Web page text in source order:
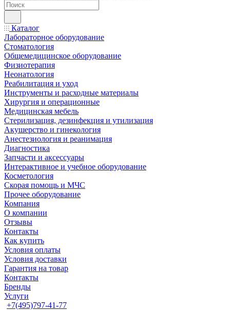
Каталог
Лабораторное оборудование
Стоматология
Общемедицинское оборудование
Физиотерапия
Неонатология
Реабилитация и уход
Инструменты и расходные материалы
Хирургия и операционные
Медицинская мебель
Стерилизация, дезинфекция и утилизация
Акушерство и гинекология
Анестезиология и реанимация
Диагностика
Запчасти и аксессуары
Интерактивное и учебное оборудование
Косметология
Скорая помощь и МЧС
Прочее оборудование
Компания
О компании
Отзывы
Контакты
Как купить
Условия оплаты
Условия доставки
Гарантия на товар
Контакты
Бренды
Услуги
+7(495)797-41-77